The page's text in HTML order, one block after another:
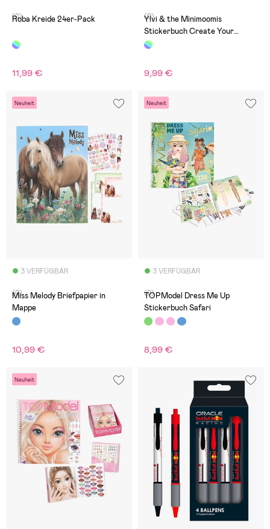
(0)
Roba Kreide 24er-Pack
11,99 €
(0)
Ylvi & the Minimoomis
Stickerbuch Create Your
Unicorn World
9,99 €
Neuheit
3 VERFÜGBAR
(0)
Miss Melody Briefpapier in
Mappe
10,99 €
Neuheit
3 VERFÜGBAR
(0)
TOPModel Dress Me Up
Stickerbuch Safari
8,99 €
Neuheit